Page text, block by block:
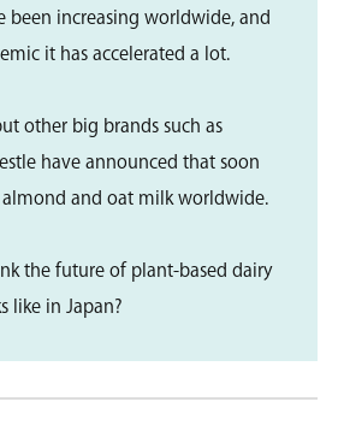
been increasing worldwide, and
it has accelerated a lot.
other big brands such as
have announced that soon
and oat milk worldwide.
the future of plant-based dairy
like in Japan?